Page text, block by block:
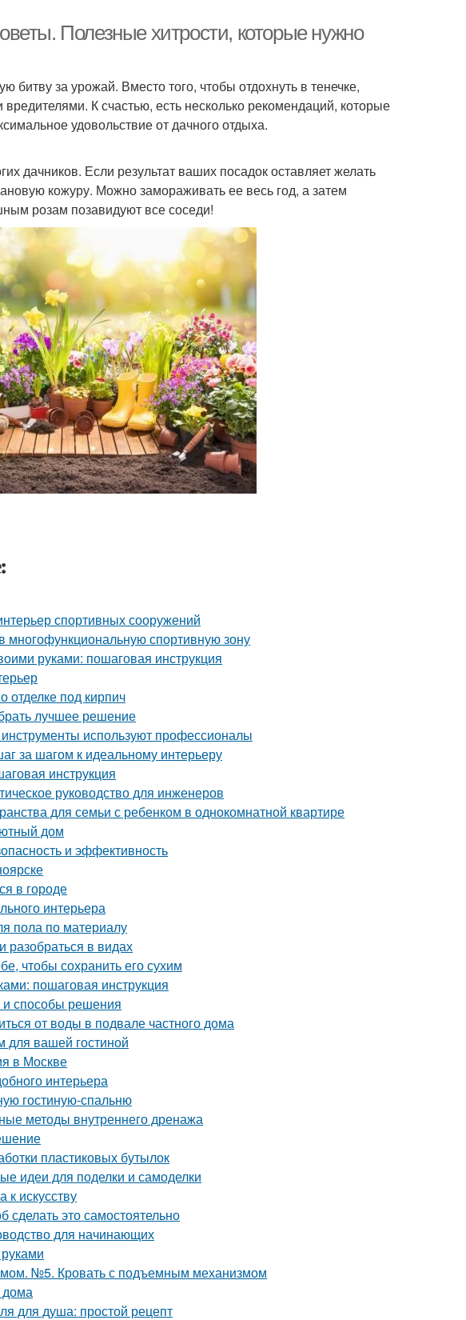
Полезные хитрости, которые нужно
за урожай. Вместо того, чтобы отдохнуть в тенечке,
К счастью, есть несколько рекомендаций, которые
удовольствие от дачного отдыха.
дачников. Если результат ваших посадок оставляет желать
кожуру. Можно замораживать ее весь год, а затем
розам позавидуют все соседи!
спортивных сооружений
многофункциональную спортивную зону
руками: пошаговая инструкция
отделке под кирпич
лучшее решение
используют профессионалы
за шагом к идеальному интерьеру
инструкция
руководство для инженеров
для семьи с ребенком в однокомнатной квартире
дом
и эффективность
в городе
интерьера
пола по материалу
разобраться в видах
чтобы сохранить его сухим
пошаговая инструкция
способы решения
от воды в подвале частного дома
для вашей гостиной
в Москве
интерьера
гостиную-спальню
методы внутреннего дренажа
пластиковых бутылок
идеи для поделки и самоделки
к искусству
сделать это самостоятельно
для начинающих
№5. Кровать с подъемным механизмом
дома
для душа: простой рецепт